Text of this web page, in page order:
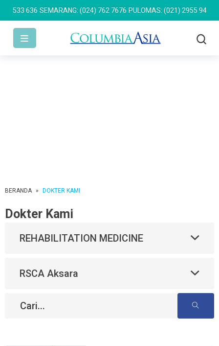
636 SEMARANG: (024) 762 7676 PULOMAS: (021) 2955 9499
BERANDA » DOKTER KAMI
Dokter Kami
REHABILITATION MEDICINE
RSCA Aksara